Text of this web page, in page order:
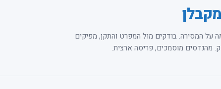
על המסירה. בודקים מול המפרט והתקן, מפיקים
מהנדסים מוסמכים, פריסה ארצית.